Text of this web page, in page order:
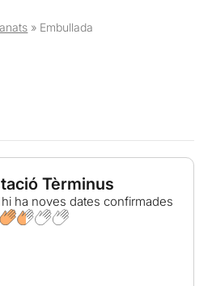
» Embullada
Tèrminus
ha noves dates confirmades